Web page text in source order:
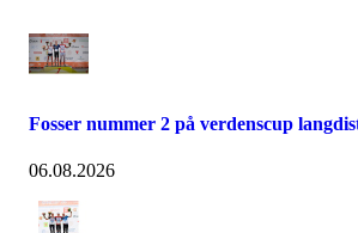
Fosser nummer 2 på verdenscup
06.08.2026